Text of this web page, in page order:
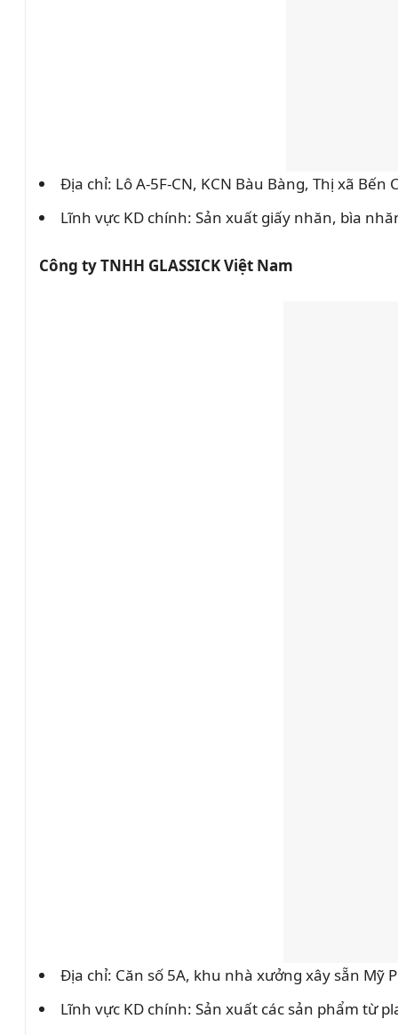
Địa chỉ: Lô A-5F-CN, KCN Bàu Bàng, Thị xã Bến
Lĩnh vực KD chính: Sản xuất giấy nhăn, bìa
Công ty TNHH GLASSICK Việt Nam
Địa chỉ: Căn số 5A, khu nhà xưởng xây sẵn Mỹ
Lĩnh vực KD chính: Sản xuất các sản phẩm từ